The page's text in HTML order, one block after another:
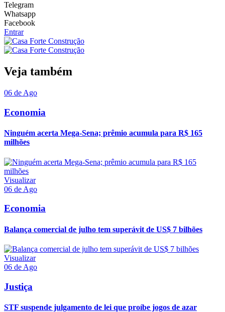
Telegram
Whatsapp
Facebook
Entrar
Veja também
06 de Ago
Economia
Ninguém acerta Mega-Sena; prêmio acumula para R$ 165
milhões
Visualizar
06 de Ago
Economia
Balança comercial de julho tem superávit de US$ 7 bilhões
Visualizar
06 de Ago
Justiça
STF suspende julgamento de lei que proíbe jogos de azar